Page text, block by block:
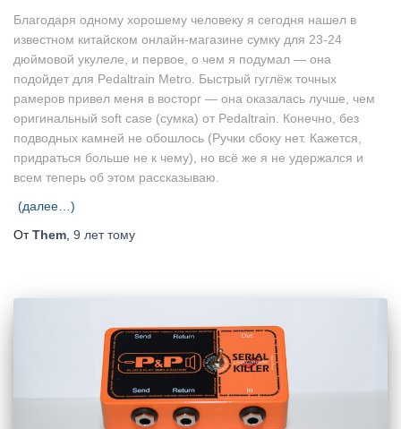
Благодаря одному хорошему человеку я сегодня нашел в
известном китайском онлайн-магазине сумку для 23-24
дюймовой укулеле, и первое, о чем я подумал — она
подойдет для Pedaltrain Metro. Быстрый гуглёж точных
рамеров привел меня в восторг — она оказалась лучше, чем
оригинальный soft case (сумка) от Pedaltrain. Конечно, без
подводных камней не обошлось (Ручки сбоку нет. Кажется,
придраться больше не к чему), но всё же я не удержался и
всем теперь об этом рассказываю.
(далее…)
ОтThem 9 леттому